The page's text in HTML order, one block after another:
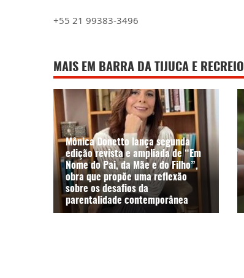
+55 21 99383-3496
MAIS EM BARRA DA TIJUCA E RECREIO
Mônica Donetto lança segunda
edição revista e ampliada de “Em
Nome do Pai, da Mãe e do Filho”,
obra que propõe uma reflexão
sobre os desafios da
parentalidade contemporânea